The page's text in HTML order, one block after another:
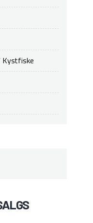
Kystfiske